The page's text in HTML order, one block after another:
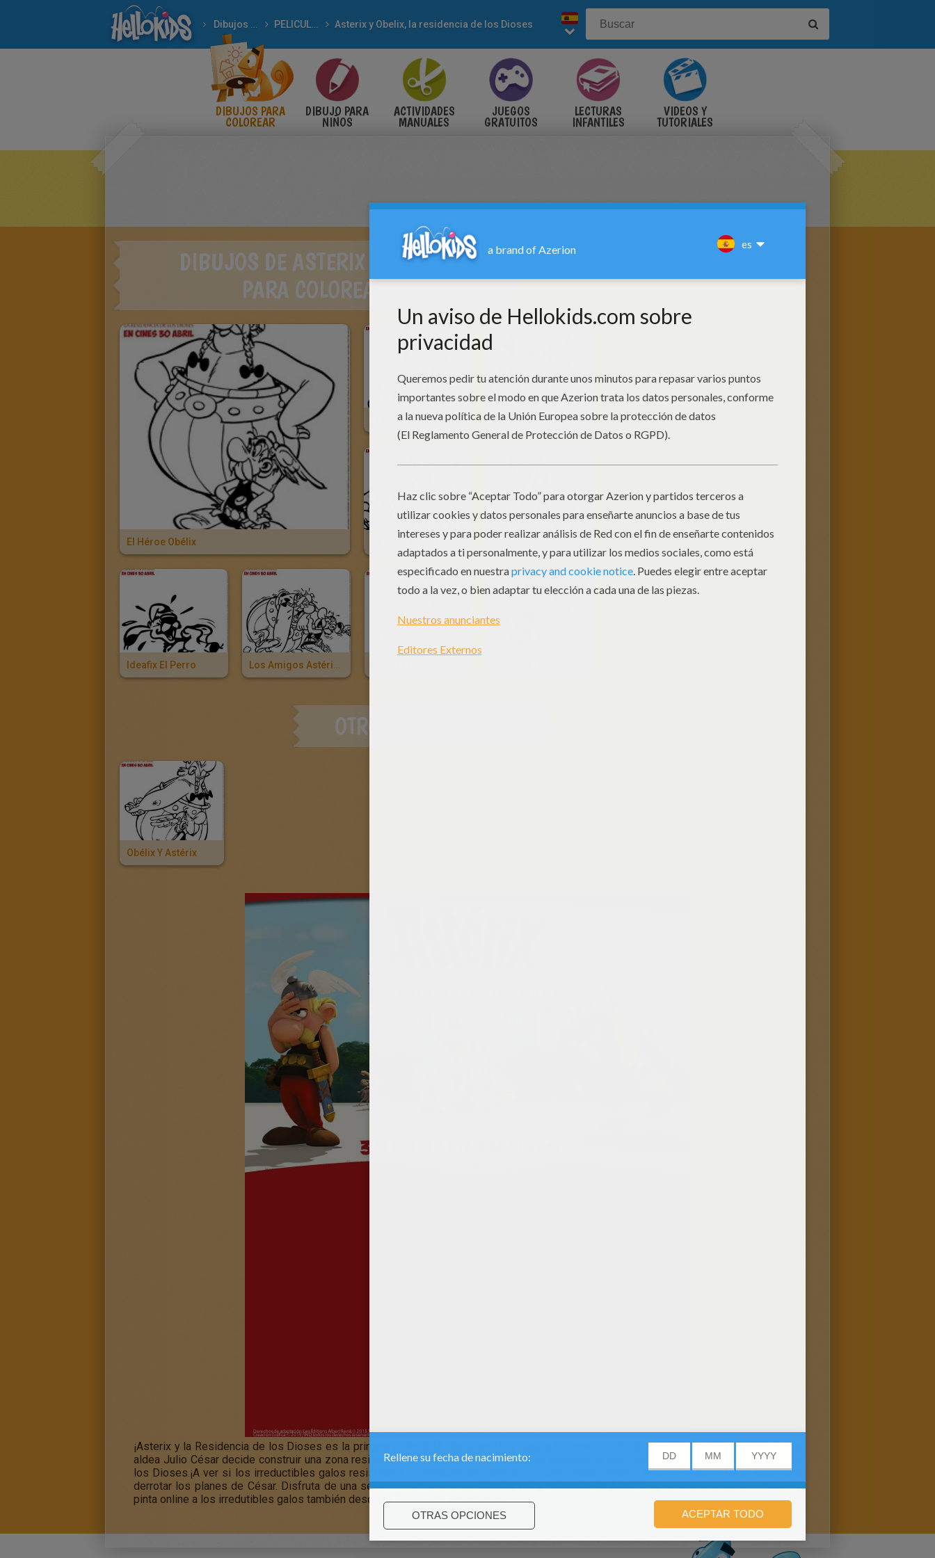
Dibujos para Colorear PELICULAS Asterix y Obelix, la residencia de los Dioses
DIBUJOS PARA
COLOREAR
DIBUJO PARA
NIÑOS
ACTIVIDADES
MANUALES
JUEGOS
GRATUITOS
LECTURAS
INFANTILES
VIDEOS Y
TUTORIALES
DIBUJOS DE ASTERIX Y OBELIX
PARA COLOREAR
El Héroe Obélix
El Héroe Astérix Abraracúrcix El Jefe De La Aldea
Ideafix El Perro Los Amigos Astérix Y Obélix
OTROS CONTENIDOS
Obélix Y Astérix
¡Asterix y la Residencia de los Dioses es la primera película [Asterix] en 3D y llega a los cines el 30 de abril! Con el fin de someter a la
aldea Julio César decide construir una zona residencial de lujo para los propietarios romanos al lado del pueblo galo: "La Residencia de
los Dioses.¡A ver si los irreductibles galos resistirán a la tentación del dinero y la comodidad romano! Asterix y Obelix harán todo para
derrotar los planes de César. Disfruta de una selección exclusiva dedibujos para colorear de Astérix, la Residencia de los Dioses y
pinta online a los irredutibles galos también desde tu Tablet o tu Smartphone